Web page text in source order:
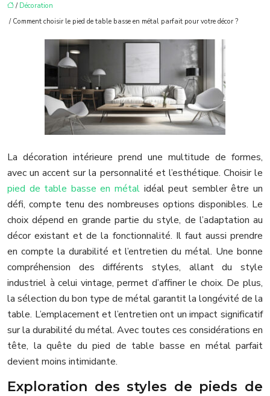
/ Décoration
/ Comment choisir le pied de table basse en métal parfait pour votre décor ?
La décoration intérieure prend une multitude de formes,
avec un accent sur la personnalité et l’esthétique. Choisir le
pied de table basse en métal idéal peut sembler être un
défi, compte tenu des nombreuses options disponibles. Le
choix dépend en grande partie du style, de l’adaptation au
décor existant et de la fonctionnalité. Il faut aussi prendre
en compte la durabilité et l’entretien du métal. Une bonne
compréhension des différents styles, allant du style
industriel à celui vintage, permet d’affiner le choix. De plus,
la sélection du bon type de métal garantit la longévité de la
table. L’emplacement et l’entretien ont un impact significatif
sur la durabilité du métal. Avec toutes ces considérations en
tête, la quête du pied de table basse en métal parfait
devient moins intimidante.
Exploration des styles de pieds de